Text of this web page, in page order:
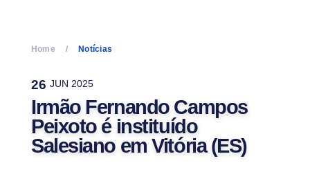
Home Notícias
26 JUN 2025
Irmão Fernando Campos
Peixoto é instituído
Salesiano em Vitória (ES)